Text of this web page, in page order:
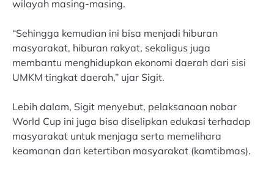
wilayah masing-masing.
“Sehingga kemudian ini bisa menjadi hiburan
masyarakat, hiburan rakyat, sekaligus juga
membantu menghidupkan ekonomi daerah dari sisi
UMKM tingkat daerah,” ujar Sigit.
Lebih dalam, Sigit menyebut, pelaksanaan nobar
World Cup ini juga bisa diselipkan edukasi terhadap
masyarakat untuk menjaga serta memelihara
keamanan dan ketertiban masyarakat (kamtibmas).